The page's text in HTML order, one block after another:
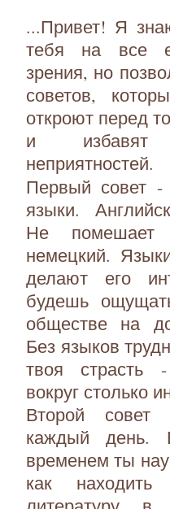
...Привет! Я
тебя на все
зрения, но
советов,
откроют перед
и
неприятностей.
Первый совет -
языки.
Не помешает
немецкий.
делают его
будешь
обществе на
Без языков
твоя страсть
вокруг столько
Второй
каждый день.
временем ты
как